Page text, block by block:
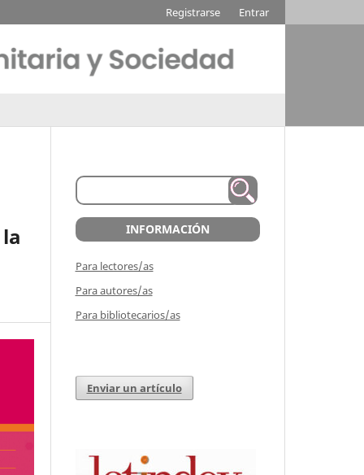
Registrarse Entrar
INFORMACIÓN
Para lectores/as
Para autores/as
Para bibliotecarios/as
Enviar un artículo